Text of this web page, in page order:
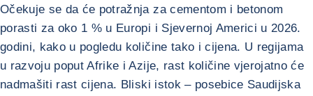
Očekuje se da će potražnja za cementom i betonom
porasti za oko 1 % u Europi i Sjevernoj Americi u 2026.
godini, kako u pogledu količine tako i cijena. U regijama
u razvoju poput Afrike i Azije, rast količine vjerojatno će
nadmašiti rast cijena. Bliski istok – posebice Saudijska